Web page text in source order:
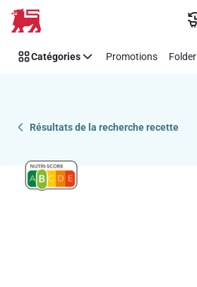
Passer
Recipe
Details
Catégories Promotions Folder
Résultats de la recherche recette